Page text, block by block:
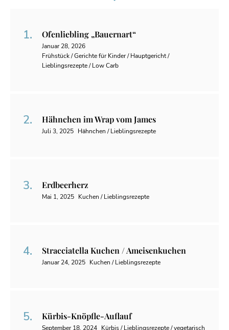
Ofenliebling „Bauernart“
Januar 28, 2026
Frühstück / Gerichte für Kinder / Hauptgericht /
Lieblingsrezepte / Low Carb
Hähnchen im Wrap vom James
Juli 3, 2025 Hähnchen / Lieblingsrezepte
Erdbeerherz
Mai 1, 2025 Kuchen / Lieblingsrezepte
Stracciatella Kuchen / Ameisenkuchen
Januar 24, 2025 Kuchen / Lieblingsrezepte
Kürbis-Knöpfle-Auflauf
September 18, 2024 Kürbis / Lieblingsrezepte / vegetarisch